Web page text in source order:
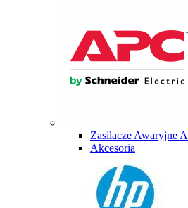
Zasilacze Awaryjne
Akcesoria